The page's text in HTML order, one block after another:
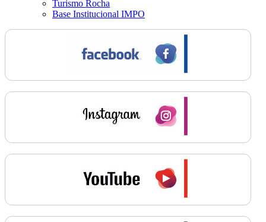
Turismo Rocha
Base Institucional IMPO